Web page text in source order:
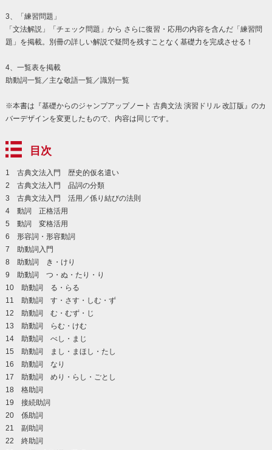
3、「練習問題」
「文法解説」「チェック問題」から さらに復習・応用の内容を含んだ「練習問
題」を掲載。別冊の詳しい解説で疑問を残すことなく基礎力を完成させる！
4、一覧表を掲載
助動詞一覧／主な敬語一覧／識別一覧
※本書は『基礎からのジャンプアップノート 古典文法 演習ドリル 改訂版』のカ
バーデザインを変更したもので、内容は同じです。
目次
1 古典文法入門 歴史的仮名遣い
2 古典文法入門 品詞の分類
3 古典文法入門 活用／係り結びの法則
4 動詞 正格活用
5 動詞 変格活用
6 形容詞・形容動詞
7 助動詞入門
8 助動詞 き・けり
9 助動詞 つ・ぬ・たり・り
10 助動詞 る・らる
11 助動詞 す・さす・しむ・ず
12 助動詞 む・むず・じ
13 助動詞 らむ・けむ
14 助動詞 べし・まじ
15 助動詞 まし・まほし・たし
16 助動詞 なり
17 助動詞 めり・らし・ごとし
18 格助詞
19 接続助詞
20 係助詞
21 副助詞
22 終助詞